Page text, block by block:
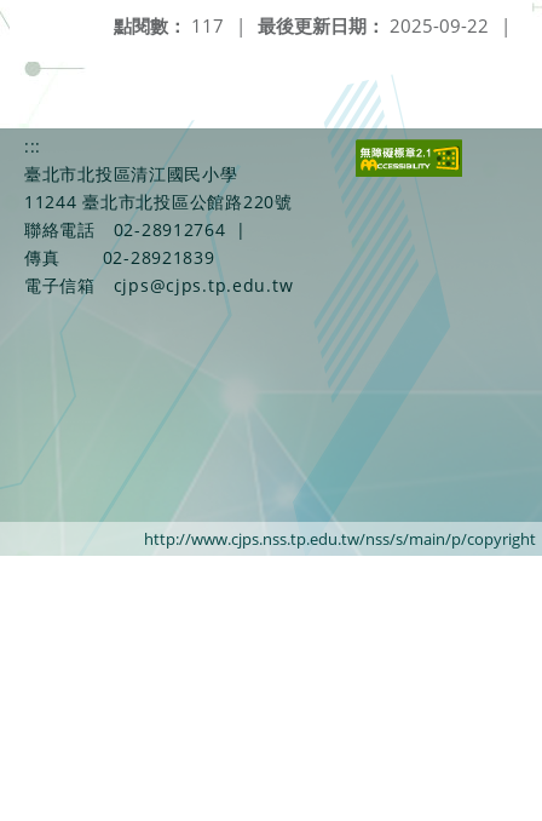
最後更新日期： 2025-09-22 |
點閱數： 117 |
:::
臺北市北投區清江國民小學
11244 臺北市北投區公館路220號
聯絡電話
02-28912764
|
傳真
02-28921839
電子信箱
cjps@cjps.tp.edu.tw
http://www.cjps.nss.tp.edu.tw/nss/s/main/p/copyright